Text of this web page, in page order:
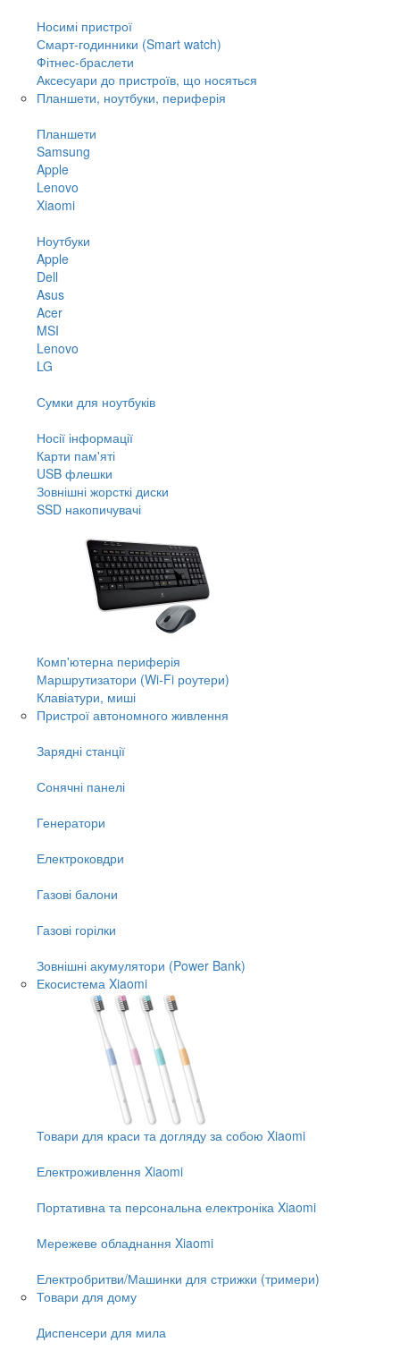
Носимі пристрої
Смарт-годинники (Smart watch)
Фітнес-браслети
Аксесуари до пристроїв, що носяться
Планшети, ноутбуки, периферія
Планшети
Samsung
Apple
Lenovo
Xiaomi
Ноутбуки
Apple
Dell
Asus
Acer
MSI
Lenovo
LG
Сумки для ноутбуків
Носії інформації
Карти пам'яті
USB флешки
Зовнішні жорсткі диски
SSD накопичувачі
Комп'ютерна периферія
Маршрутизатори (Wi-Fi роутери)
Клавіатури, миші
Пристрої автономного живлення
Зарядні станції
Сонячні панелі
Генератори
Електроковдри
Газові балони
Газові горілки
Зовнішні акумулятори (Power Bank)
Екосистема Xiaomi
Товари для краси та догляду за собою Xiaomi
Електроживлення Xiaomi
Портативна та персональна електроніка Xiaomi
Мережеве обладнання Xiaomi
Електробритви/Машинки для стрижки (тримери)
Товари для дому
Диспенсери для мила